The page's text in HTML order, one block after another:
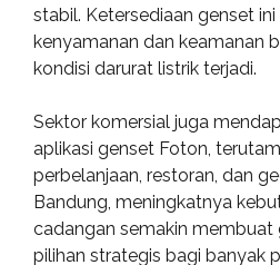
stabil. Ketersediaan genset
kenyamanan dan keamanan
kondisi darurat listrik terjadi.
Sektor komersial juga
aplikasi genset Foton,
perbelanjaan, restoran, dan
Bandung, meningkatnya
cadangan semakin membuat
pilihan strategis bagi banyak